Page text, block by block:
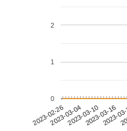
2023-02-262023-03-042023-03-102023-03-16
2023-
0
1
2